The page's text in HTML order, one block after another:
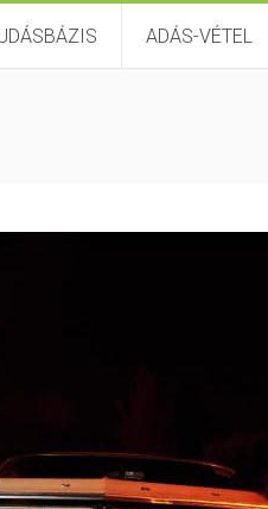
ADÁS-VÉTEL